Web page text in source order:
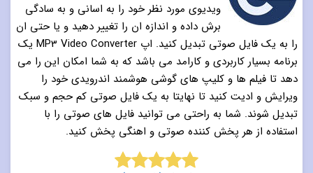
ویدیوی مورد نظر خود را به اسانی و به سادگی
برش داده و اندازه ان را تغییر دهید و یا حتی ان
را به یک فایل صوتی تبدیل کنید. اپ MP3 Video Converter یک
برنامه بسیار کاربردی و کارامد می باشد که به شما امکان این را می
دهد تا فیلم ها و کلیپ های گوشی هوشمند اندرویدی خود را
ویرایش و ادیت کنید تا نهایتا به یک فایل صوتی کم حجم و سبک
تبدیل شوند. شما به راحتی می توانید فایل های صوتی را با
استفاده از هر پخش کننده صوتی و اهنگی پخش کنید.